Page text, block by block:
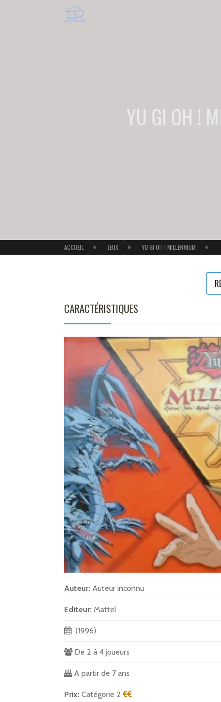
YU GI OH !
ACCUEIL JEUX YU GI OH ! MILLENNIUM
CARACTÉRISTIQUES
Auteur: Auteur inconnu
Editeur: Mattel
(1996)
De 2 à 4 joueurs
A partir de 7 ans
Prix: Catégorie 2